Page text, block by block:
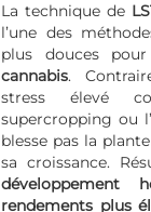
La technique de
l’une des
plus douces pour
cannabis.
stress élevé
supercropping ou
blesse pas la
sa croissance.
développement
rendements plus